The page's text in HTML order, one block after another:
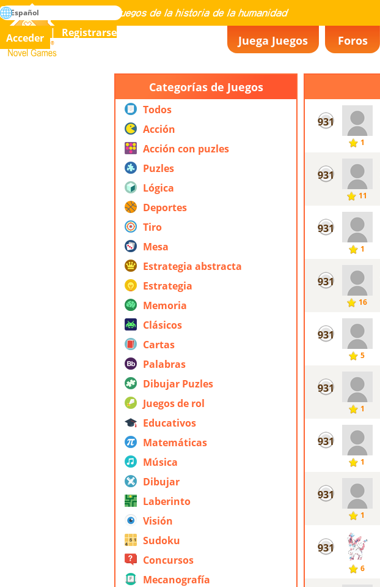
Novel Games
Maestría en todos los juegos de la historia de la humanidad
búsqueda
Juega Juegos Foros
Acceder Registrarse
Español
Categorías de Juegos
Todos
Acción
Acción con puzles
Puzles
Lógica
Deportes
Tiro
Mesa
Estrategia abstracta
Estrategia
Memoria
Clásicos
Cartas
Palabras
Dibujar Puzles
Juegos de rol
Educativos
Matemáticas
Música
Dibujar
Laberinto
Visión
Sudoku
Concursos
Mecanografía
931
1
931
11
931
1
931
16
931
5
931
1
931
1
931
1
931
6